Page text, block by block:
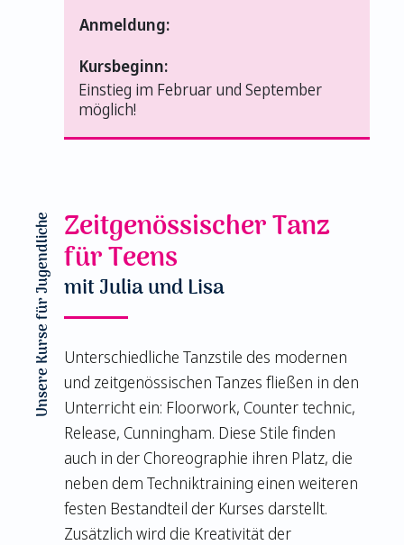
Anmeldung:
Kursbeginn:
Einstieg im Februar und September
möglich!
Unsere Kurse für Jugendliche Zeitgenössischer Tanz
für Teens
mit Julia und Lisa
Unterschiedliche Tanzstile des modernen
und zeitgenössischen Tanzes fließen in den
Unterricht ein: Floorwork, Counter technic,
Release, Cunningham. Diese Stile finden
auch in der Choreographie ihren Platz, die
neben dem Techniktraining einen weiteren
festen Bestandteil der Kurses darstellt.
Zusätzlich wird die Kreativität der